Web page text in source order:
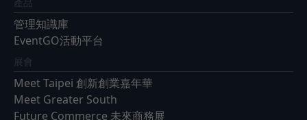
管理知識庫
EventGO活動平台
展會
Meet Taipei 創新創業嘉年華
Meet Greater South
Future Commerce 未來商務展